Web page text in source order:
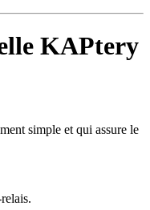
KAPtery
simple et qui assure le